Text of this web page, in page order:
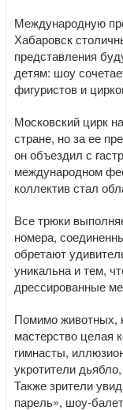
Международную
Хабаровск
представления
детям: шоу
фигуристов и
Московский цирк
стране, но за ее
он объездил с
международном
коллектив стал
Все трюки
номера,
обретают
уникальна и тем,
дрессированные
Помимо животных,
мастерство целая
гимнасты,
укротители
Также зрители
парель», шоу-